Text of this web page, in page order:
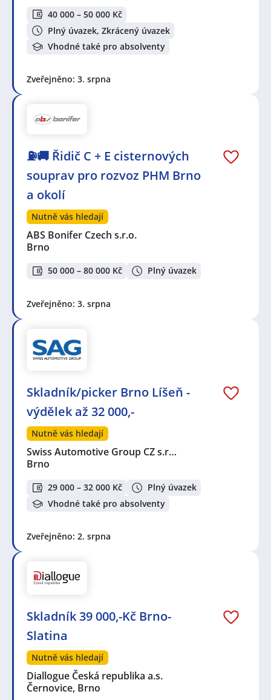
40 000 – 50 000 Kč
Plný úvazek, Zkrácený úvazek
Vhodné také pro absolventy
Zveřejněno: 3. srpna
⛽🚚 Řidič C + E cisternových
souprav pro rozvoz PHM Brno
a okolí
Nutně vás hledají
ABS Bonifer Czech s.r.o.
Brno
50 000 – 80 000 Kč Plný úvazek
Zveřejněno: 3. srpna
Skladník/picker Brno Líšeň -
výdělek až 32 000,-
Nutně vás hledají
Swiss Automotive Group CZ s.r…
Brno
29 000 – 32 000 Kč
Plný úvazek
Vhodné také pro absolventy
Zveřejněno: 2. srpna
Skladník 39 000,-Kč Brno-
Slatina
Nutně vás hledají
Diallogue Česká republika a.s.
Černovice, Brno